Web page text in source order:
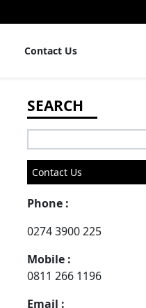
Contact Us
for:
Contact Us
Phone :
0274 3900 225
Mobile :
0811 266 1196
Email :